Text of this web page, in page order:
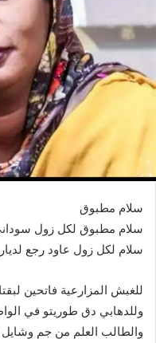
سلام مطبوق
سلام مطبوق لكل زول
سلام لكل زول عاود رجع
للغبش المزارعية فاتحين
وللدهابي دق طوريتو في
والطالب العلم من جم